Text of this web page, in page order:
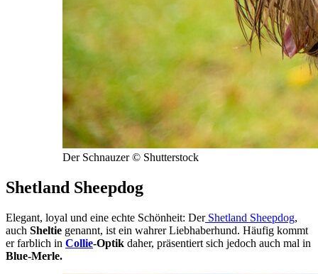
Der Schnauzer © Shutterstock
Shetland Sheepdog
Elegant, loyal und eine echte Schönheit: DerShetland Sheepdog,
auch Sheltie genannt, ist ein wahrer Liebhaberhund. Häufig kommt
er farblich in Collie-Optik daher, präsentiert sich jedoch auch mal in
Blue-Merle.